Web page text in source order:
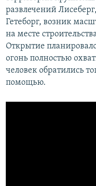
развлечений
Гетеборг, возник
на месте
Открытие
огонь полностью
человек обратились
помощью.